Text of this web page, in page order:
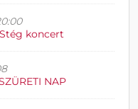
koncert
NAP